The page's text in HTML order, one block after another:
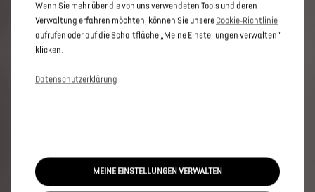
Wenn Sie mehr über die von uns verwendeten Tools und deren
Verwaltung erfahren möchten, können Sie unsere Cookie‑Richtlinie
aufrufen oder auf die Schaltfläche „Meine Einstellungen verwalten“
klicken.
Datenschutzerklärung
MEINE EINSTELLUNGEN VERWALTEN